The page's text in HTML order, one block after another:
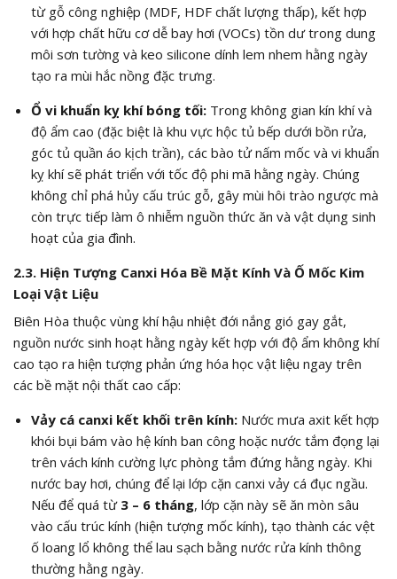
từ gỗ công nghiệp (MDF, HDF chất lượng thấp), kết hợp
với hợp chất hữu cơ dễ bay hơi (VOCs) tồn dư trong dung
môi sơn tường và keo silicone dính lem nhem hằng ngày
tạo ra mùi hắc nồng đặc trưng.
Ổ vi khuẩn kỵ khí bóng tối:Trong không gian kín khí và
độ ẩm cao (đặc biệt là khu vực hộc tủ bếp dưới bồn rửa,
góc tủ quần áo kịch trần), các bào tử nấm mốc và vi khuẩn
kỵ khí sẽ phát triển với tốc độ phi mã hằng ngày. Chúng
không chỉ phá hủy cấu trúc gỗ, gây mùi hôi trào ngược mà
còn trực tiếp làm ô nhiễm nguồn thức ăn và vật dụng sinh
hoạt của gia đình.
2.3. Hiện Tượng Canxi Hóa Bề Mặt Kính Và Ố Mốc Kim
Loại Vật Liệu
Biên Hòa thuộc vùng khí hậu nhiệt đới nắng gió gay gắt,
nguồn nước sinh hoạt hằng ngày kết hợp với độ ẩm không khí
cao tạo ra hiện tượng phản ứng hóa học vật liệu ngay trên
các bề mặt nội thất cao cấp:
Vảy cá canxi kết khối trên kính:Nước mưa axit kết hợp
khói bụi bám vào hệ kính ban công hoặc nước tắm đọng lại
trên vách kính cường lực phòng tắm đứng hằng ngày. Khi
nước bay hơi, chúng để lại lớp cặn canxi vảy cá đục ngầu.
Nếu để quá từ 3 – 6 tháng, lớp cặn này sẽ ăn mòn sâu
vào cấu trúc kính (hiện tượng mốc kính), tạo thành các vệt
ố loang lổ không thể lau sạch bằng nước rửa kính thông
thường hằng ngày.